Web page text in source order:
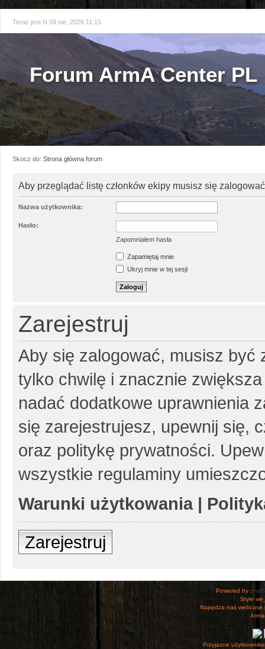
Teraz jest N 09 sie, 2026 11:15
Forum ArmA Center PL
Skocz do: Strona główna forum
Aby przeglądać listę członków ekipy musisz się
Nazwa użytkownika:
Hasło:
Zapomniałem hasła
Zapamiętaj mnie
Ukryj mnie w tej sesji
Zarejestruj
Aby się zalogować, musisz być
tylko chwilę i znacznie
nadać dodatkowe uprawnienia
się zarejestrujesz, upewnij się,
oraz politykę prywatności.
wszystkie regulaminy
Warunki użytkowania|
Zarejestruj
Powered by
Style
Napędza nas
Przyjazne